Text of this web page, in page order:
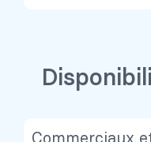
Commerciaux